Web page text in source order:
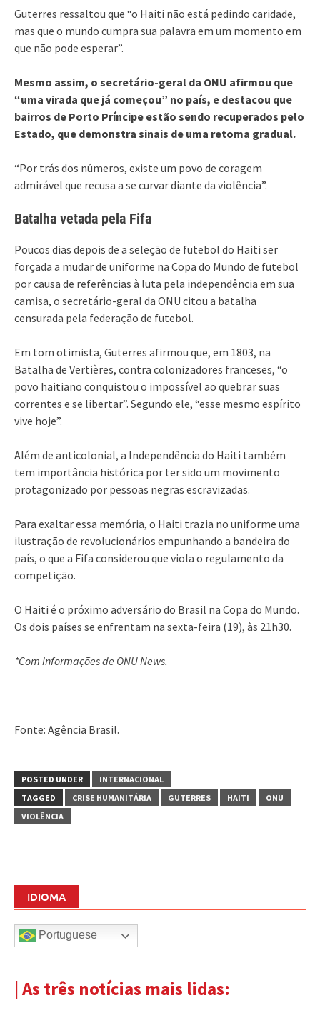
Guterres ressaltou que “o Haiti não está pedindo caridade,
mas que o mundo cumpra sua palavra em um momento em
que não pode esperar”.
Mesmo assim, o secretário-geral da ONU afirmou que
“uma virada que já começou” no país, e destacou que
bairros de Porto Príncipe estão sendo recuperados pelo
Estado, que demonstra sinais de uma retoma gradual.
“Por trás dos números, existe um povo de coragem
admirável que recusa a se curvar diante da violência”.
Batalha vetada pela Fifa
Poucos dias depois de a seleção de futebol do Haiti ser
forçada a mudar de uniforme na Copa do Mundo de futebol
por causa de referências à luta pela independência em sua
camisa, o secretário-geral da ONU citou a batalha
censurada pela federação de futebol.
Em tom otimista, Guterres afirmou que, em 1803, na
Batalha de Vertières, contra colonizadores franceses, “o
povo haitiano conquistou o impossível ao quebrar suas
correntes e se libertar”. Segundo ele, “esse mesmo espírito
vive hoje”.
Além de anticolonial, a Independência do Haiti também
tem importância histórica por ter sido um movimento
protagonizado por pessoas negras escravizadas.
Para exaltar essa memória, o Haiti trazia no uniforme uma
ilustração de revolucionários empunhando a bandeira do
país, o que a Fifa considerou que viola o regulamento da
competição.
O Haiti é o próximo adversário do Brasil na Copa do Mundo.
Os dois países se enfrentam na sexta-feira (19), às 21h30.
*Com informações de ONU News.
Fonte: Agência Brasil.
POSTED UNDER
INTERNACIONAL
TAGGED
CRISE HUMANITÁRIA GUTERRES HAITI
ONU
VIOLÊNCIA
IDIOMA
Portuguese
| As três notícias mais lidas: